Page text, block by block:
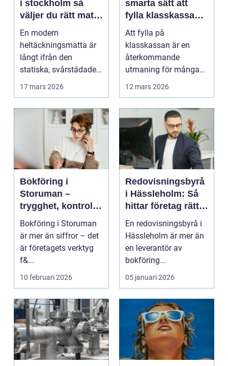
i stockholm så
väljer du rätt matta
för hem och
kontor
En modern
heltäckningsmatta är
långt ifrån den
statiska, svårstädade
17 mars 2026
smarta sätt att
fylla klasskassan
utan stress
Att fylla på
klasskassan är en
återkommande
utmaning för många
12 mars 2026
Bokföring i
Storuman –
trygghet, kontroll
och smarta
verktyg
Bokföring i Storuman
är mer än siffror – det
är företagets verktyg
f&...
10 februari 2026
Redovisningsbyrå
i Hässleholm: Så
hittar företag rätt
ekonomipartner
En redovisningsbyrå i
Hässleholm är mer än
en leverantör av
bokföring...
05 januari 2026